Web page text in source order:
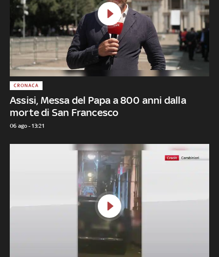
Assisi, Messa del Papa a 800 anni dalla
morte di San Francesco
CRONACA
06 ago - 13:21